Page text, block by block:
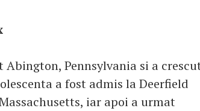
Abington, Pennsylvania si a
a fost admis la Deerfield
iar apoi a urmat